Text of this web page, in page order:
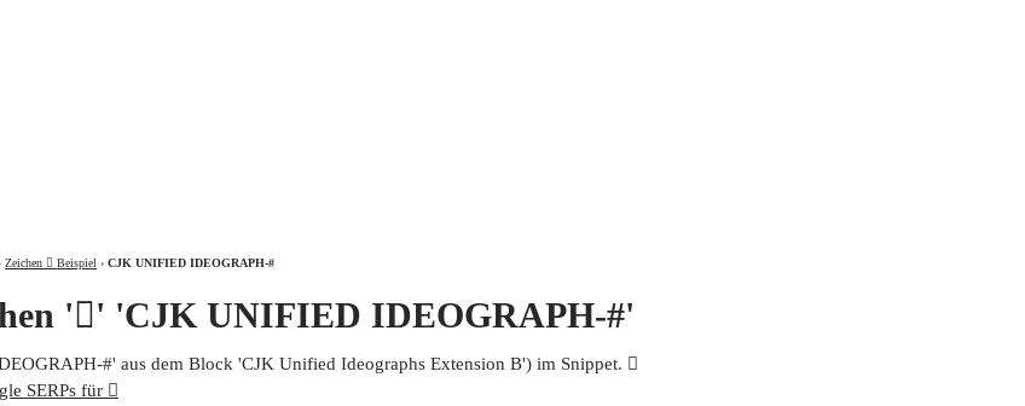
› Zeichen 𠛢 Beispiel › CJK UNIFIED IDEOGRAPH-#
'𠛢' 'CJK UNIFIED IDEOGRAPH-#'
#' aus dem Block 'CJK Unified Ideographs Extension B') im Snippet. 𠛢
SERPs für 𠛢